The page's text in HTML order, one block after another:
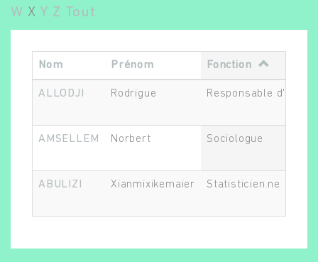
W X Y Z Tout
Nom Prénom Fonction
ALLODJI Rodrigue Responsable
AMSELLEM Norbert Sociologue
ABULIZI Xianmixikemaier Statisticien.ne